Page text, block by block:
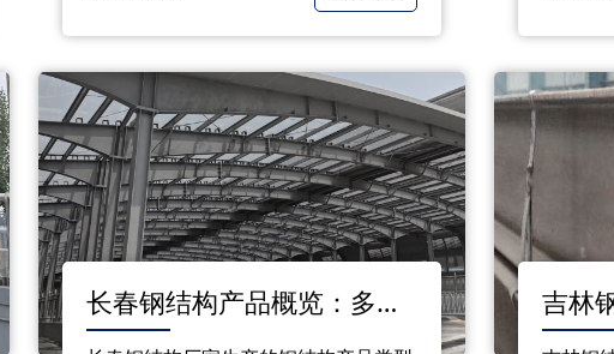
的钢结构安装服务流程，帮助您更好地
把握整个安装过程。
品。
挥其独
长春钢结构产品概览：多样
类型满足建筑需求
吉林
多样